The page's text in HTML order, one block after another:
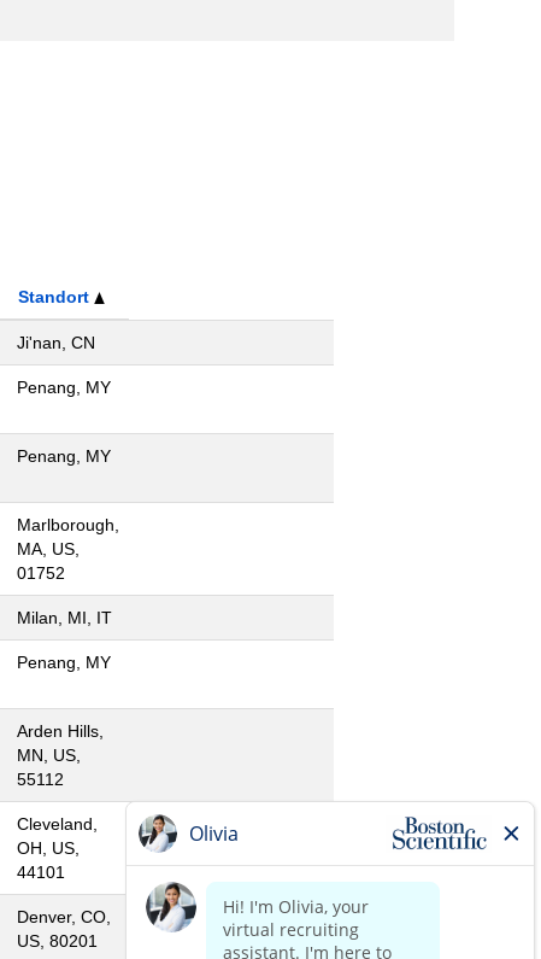
Standort
Ji'nan, CN
Penang, MY
Penang, MY
Marlborough,
MA, US,
01752
Milan, MI, IT
Penang, MY
Arden Hills,
MN, US,
55112
Cleveland,
OH, US,
44101
Denver, CO,
US, 80201